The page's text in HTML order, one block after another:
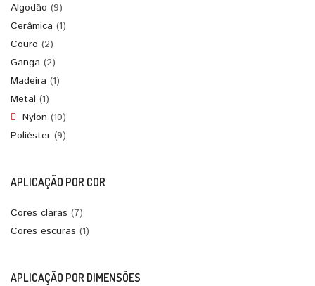
Algodão (9)
Cerâmica (1)
Couro (2)
Ganga (2)
Madeira (1)
Metal (1)
Nylon (10)
Poliéster (9)
APLICAÇÃO POR COR
Cores claras (7)
Cores escuras (1)
APLICAÇÃO POR DIMENSÕES